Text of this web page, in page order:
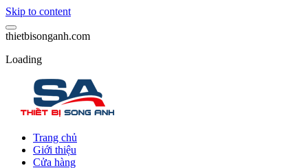
Skip to content
thietbisonganh.com
Loading
Trang chủ
Giới thiệu
Cửa hàng